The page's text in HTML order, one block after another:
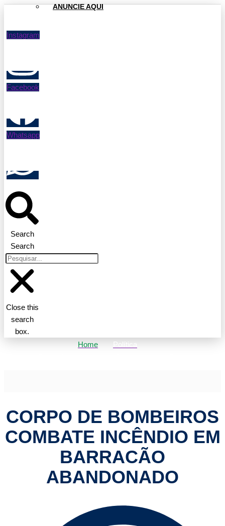
ANUNCIE AQUI
Instagram
Facebook
Whatsapp
Search
Search
Close this
search
box.
Home
Política
CORPO DE BOMBEIROS
COMBATE INCÊNDIO EM
BARRACÃO
ABANDONADO